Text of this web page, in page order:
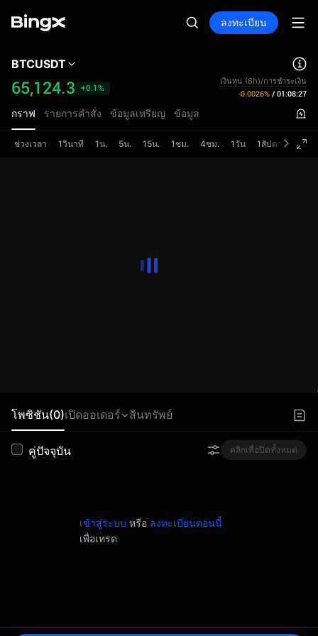
ลงทะเบียน
BTCUSDT
65,124.3 +0.1%
เงินทุน (8h)/การชำระเงิน
-0.0026% / 01:08:27
กราฟ รายการคำสั่ง ข้อมูลเหรียญ ข้อมูล
ช่วงเวลา 1วินาที 1น. 5น. 15น. 1ชม. 4ชม. 1วัน 1สัปดาห์
โพซิชัน(0)เปิดออเดอร์ สินทรัพย์
คู่ปัจจุบัน คลิกเพื่อปิดทั้งหมด
เข้าสู่ระบบ หรือ ลงทะเบียนตอนนี้
เพื่อเทรด